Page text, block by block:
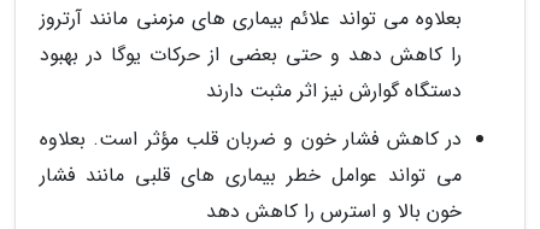
بعلاوه می تواند علائم بیماری های مزمنی مانند آرتروز
را کاهش دهد و حتی بعضی از حرکات یوگا در بهبود
دستگاه گوارش نیز اثر مثبت دارند
در کاهش فشار خون و ضربان قلب مؤثر است. بعلاوه
می تواند عوامل خطر بیماری های قلبی مانند فشار
خون بالا و استرس را کاهش دهد